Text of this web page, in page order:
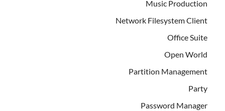
Music Production
Network Filesystem Client
Office Suite
Open World
Partition Management
Party
Password Manager